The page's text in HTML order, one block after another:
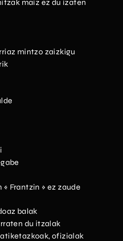
maiz ez du izaten
mintzo zaizkigu
Frantzin » ez zaude
balak
du itzalak
ofizialak